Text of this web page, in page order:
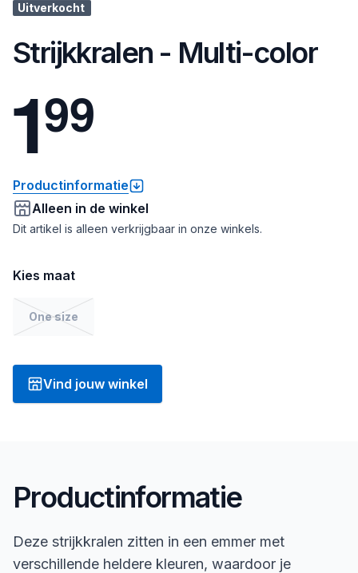
Uitverkocht
Strijkkralen - Multi-color
199
Productinformatie
Alleen in de winkel
Dit artikel is alleen verkrijgbaar in onze winkels.
Kies maat
One size
Vind jouw winkel
Productinformatie
Deze strijkkralen zitten in een emmer met
verschillende heldere kleuren, waardoor je